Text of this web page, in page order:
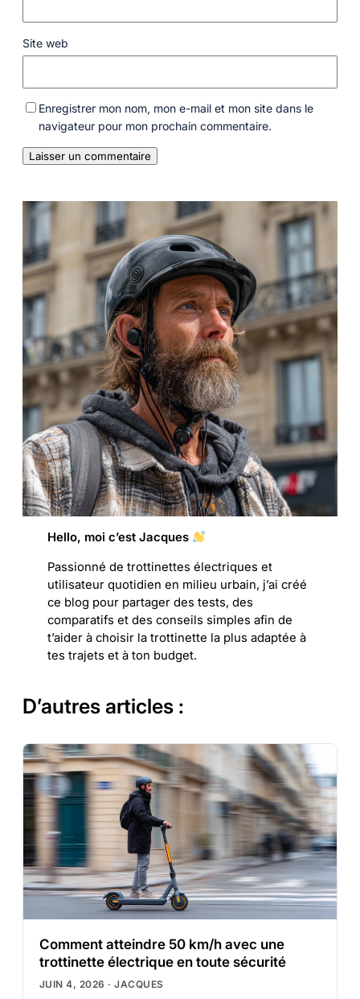
Site web
Enregistrer mon nom, mon e-mail et mon site dans le
navigateur pour mon prochain commentaire.
Hello, moi c’est Jacques
Passionné de trottinettes électriques et
utilisateur quotidien en milieu urbain, j’ai créé
ce blog pour partager des tests, des
comparatifs et des conseils simples afin de
t’aider à choisir la trottinette la plus adaptée à
tes trajets et à ton budget.
D’autres articles :
Comment atteindre 50 km/h avec une
trottinette électrique en toute sécurité
JUIN 4, 2026 ·JACQUES